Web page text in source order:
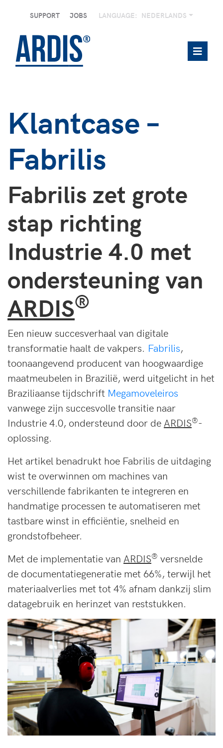
SUPPORT JOBS LANGUAGE: NEDERLANDS
Klantcase –
Fabrilis
Fabrilis zet grote
stap richting
Industrie 4.0 met
ondersteuning van
ARDIS®
Een nieuw succesverhaal van digitale
transformatie haalt de vakpers. Fabrilis,
toonaangevend producent van hoogwaardige
maatmeubelen in Brazilië, werd uitgelicht in het
Braziliaanse tijdschrift Megamoveleiros
vanwege zijn succesvolle transitie naar
Industrie 4.0, ondersteund door de ARDIS®-
oplossing.
Het artikel benadrukt hoe Fabrilis de uitdaging
wist te overwinnen om machines van
verschillende fabrikanten te integreren en
handmatige processen te automatiseren met
tastbare winst in efficiëntie, snelheid en
grondstofbeheer.
Met de implementatie van ARDIS® versnelde
de documentatiegeneratie met 66%, terwijl het
materiaalverlies met tot 4% afnam dankzij slim
datagebruik en herinzet van reststukken.